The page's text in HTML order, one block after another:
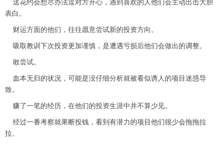
送花约会想尽办法逗对方开心，遇到喜欢的人他们会主动出击大胆
表白。
财运方面的他们，往往愿意尝试新的投资方向。
吸取教训下次投资更加谨慎，是遭遇亏损后他们会做出的调整。
敢尝试。
血本无归的状况，可能是没仔细分析就被看似诱人的项目迷惑导
致。
赚了一笔的经历，在他们的投资生涯中并不算少见。
经过一番考察就果断投钱，看到有潜力的项目他们很少会拖拖拉
拉。